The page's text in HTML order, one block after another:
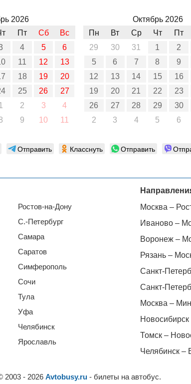
2026
Пт Сб
Вс
4 5
6
11 12
13
18 19
20
25 26
27
2 3
4
9 10 11
Октябрь 2026
Пн
Вт Ср Чт
Пт
29
30 31 1
2
5
6 7 8
9
12
13 14 15
16
19
20 21 22
23
26
27 28 29
30
2
3 4 5 6
Отправить Класснуть Отправить
Ростов-на-Дону
С.-Петербург
Самара
Саратов
Симферополь
Сочи
Тула
Уфа
Челябинск
Ярославль
Москва –
Иваново –
Воронеж –
Рязань –
Санкт-
Санкт-
Москва –
Томск –
Челябинск –
2003 - 2026 Avtobusy.ru - билеты на автобус.